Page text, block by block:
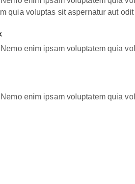
quia voluptas sit aspernatur aut
enim ipsam voluptatem quia
enim ipsam voluptatem quia